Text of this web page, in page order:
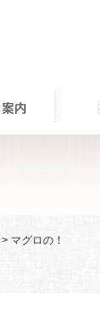
> マグロの！